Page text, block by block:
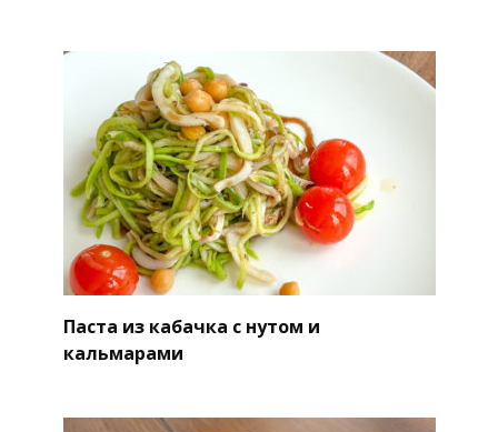
Паста из кабачка с нутом и
кальмарами